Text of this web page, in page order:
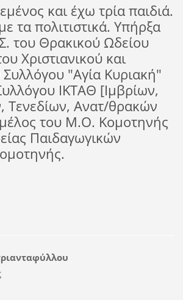
και έχω τρία παιδιά.
τα πολιτιστικά. Υπήρξα
του Θρακικού Ωδείου
Χριστιανικού και
Συλλόγου "Αγία Κυριακή"
ΙΚΤΑΘ [Ιμβρίων,
Τενεδίων, Ανατ/θρακών
του Μ.Ο. Κομοτηνής
Παιδαγωγικών